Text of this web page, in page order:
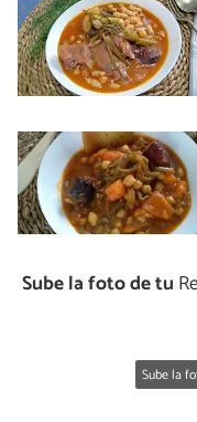
Sube la foto de tu
Sube la